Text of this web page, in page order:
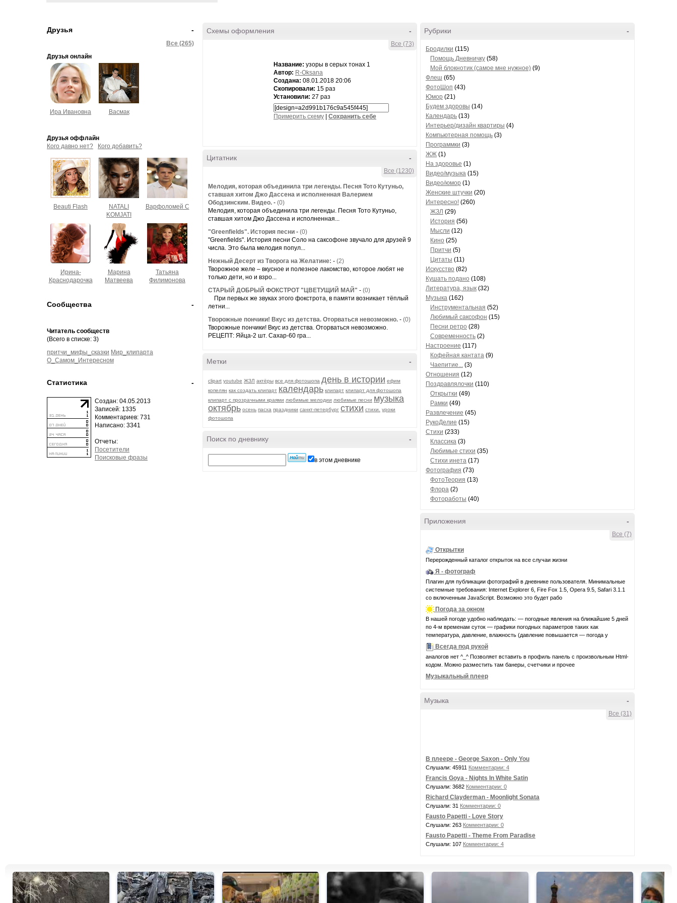
-
Друзья
Все (265)
Друзья онлайн
Ира Ивановна Васмак
Друзья оффлайн
Кого давно нет?
Кого добавить?
Beauti Flash
NATALI
KOMJATI
Варфоломей С
Ирина-
Краснодарочка
Марина
Матвеева
Татьяна
Филимонова
-
Сообщества
Читатель сообществ
(Всего в списке: 3)
притчи_мифы_сказки Мир_клипарта
О_Самом_Интересном
-
Статистика
Создан: 04.05.2013
Записей: 1335
Комментариев: 731
Написано: 3341
Отчеты:
Посетители
Поисковые фразы
-
Схемы оформления
Все (73)
Название: узоры в серых тонах 1
Автор: R-Oksana
Создана: 08.01.2018 20:06
Скопировали: 15 раз
Установили: 27 раз
Примерить схему Cохранить себе
-
Цитатник
Все (1230)
Мелодия, которая объединила три легенды. Песня Тото Кутуньо,
ставшая хитом Джо Дассена и исполненная Валерием
Ободзинским. Видео. - (0)
Мелодия, которая объединила три легенды. Песня Тото Кутуньо,
ставшая хитом Джо Дассена и исполненная...
"Greenfields". История песни - (0)
"Greenfields". История песни Соло на саксофоне звучало для друзей 9
числа. Это была мелодия попул...
Нежный Десерт из Творога на Желатине: - (2)
Творожное желе – вкусное и полезное лакомство, которое любят не
только дети, но и взро...
СТАРЫЙ ДОБРЫЙ ФОКСТРОТ "ЦВЕТУЩИЙ МАЙ" - (0)
При первых же звуках этого фокстрота, в памяти возникает тёплый
летни...
Творожные пончики! Вкус из детства. Оторваться невозможно. - (0)
Творожные пончики! Вкус из детства. Оторваться невозможно.
РЕЦЕПТ: Яйца-2 шт. Сахар-60 гра...
-
Метки
clipart youtube ЖЗЛ актёры все для фотошопа день в истории ефим
копелян как создать клипарт календарь клипарт клипарт для фотошопа
клипарт с прозрачными краями любимые мелодии любимые песни музыка
октябрь осень пасха праздники санкт-петербург стихи стихи.
уроки
фотошопа
-
Поиск по дневнику
в этом дневнике
-
Рубрики
Бродилки (115)
Помощь Дневничку (58)
Мой блокнотик (самое мне нужное) (9)
Флеш (65)
ФотоШоп (43)
Юмор (21)
Будем здоровы (14)
Календарь (13)
Интерьер/дизайн квартиры (4)
Компьютерная помощь (3)
Программки (3)
ЖЖ (1)
На здоровье (1)
Видео/музыка (15)
Видео/юмор (1)
Женские штучки (20)
Интересно! (260)
ЖЗЛ (29)
История (56)
Мысли (12)
Кино (25)
Притчи (5)
Цитаты (11)
Искусство (82)
Кушать подано (108)
Литература, язык (32)
Музыка (162)
Инструментальная (52)
Любимый саксофон (15)
Песни ретро (28)
Современность (2)
Настроение (117)
Кофейная кантата (9)
Чаепитие... (3)
Отношения (12)
Поздравлялочки (110)
Открытки (49)
Рамки (49)
Развлечение (45)
РукоДелие (15)
Стихи (233)
Классика (3)
Любимые стихи (35)
Стихи инета (17)
Фотография (73)
ФотоТеория (13)
Флора (2)
Фотоработы (40)
-
Приложения
Все (7)
Открытки
Перерожденный каталог открыток на все случаи жизни
Я - фотограф
Плагин для публикации фотографий в дневнике пользователя. Минимальные
системные требования: Internet Explorer 6, Fire Fox 1.5, Opera 9.5, Safari 3.1.1
со включенным JavaScript. Возможно это будет рабо
Погода за окном
В нашей погоде удобно наблюдать: — погодные явления на ближайшие 5 дней
по 4-м временам суток — графики погодных параметров таких как
температура, давление, влажность (давление повышается — погода у
Всегда под рукой
аналогов нет ^_^ Позволяет вставить в профиль панель с произвольным Html-
кодом. Можно разместить там банеры, счетчики и прочее
Музыкальный плеер
-
Музыка
Все (31)
В плеере - George Saxon - Only You
Слушали: 45911 Комментарии: 4
Francis Goya - Nights In White Satin
Слушали: 3682 Комментарии: 0
Richard Clayderman - Moonlight Sonata
Слушали: 31 Комментарии: 0
Fausto Papetti - Love Story
Слушали: 263 Комментарии: 0
Fausto Papetti - Theme From Paradise
Слушали: 107 Комментарии: 4